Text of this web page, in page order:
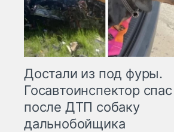
Достали из под фуры.
Госавтоинспектор спас
после ДТП собаку
дальнобойщика